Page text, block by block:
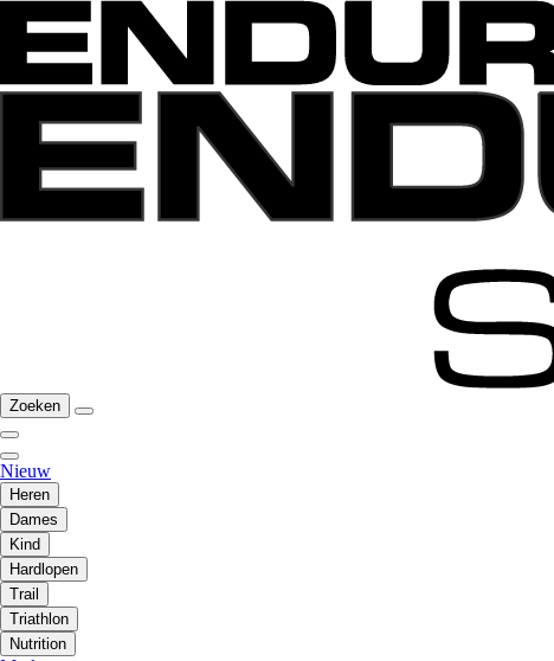
Zoeken
Nieuw
Heren
Dames
Kind
Hardlopen
Trail
Triathlon
Nutrition